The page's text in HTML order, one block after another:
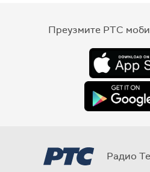
Преузмите РТС
Радио